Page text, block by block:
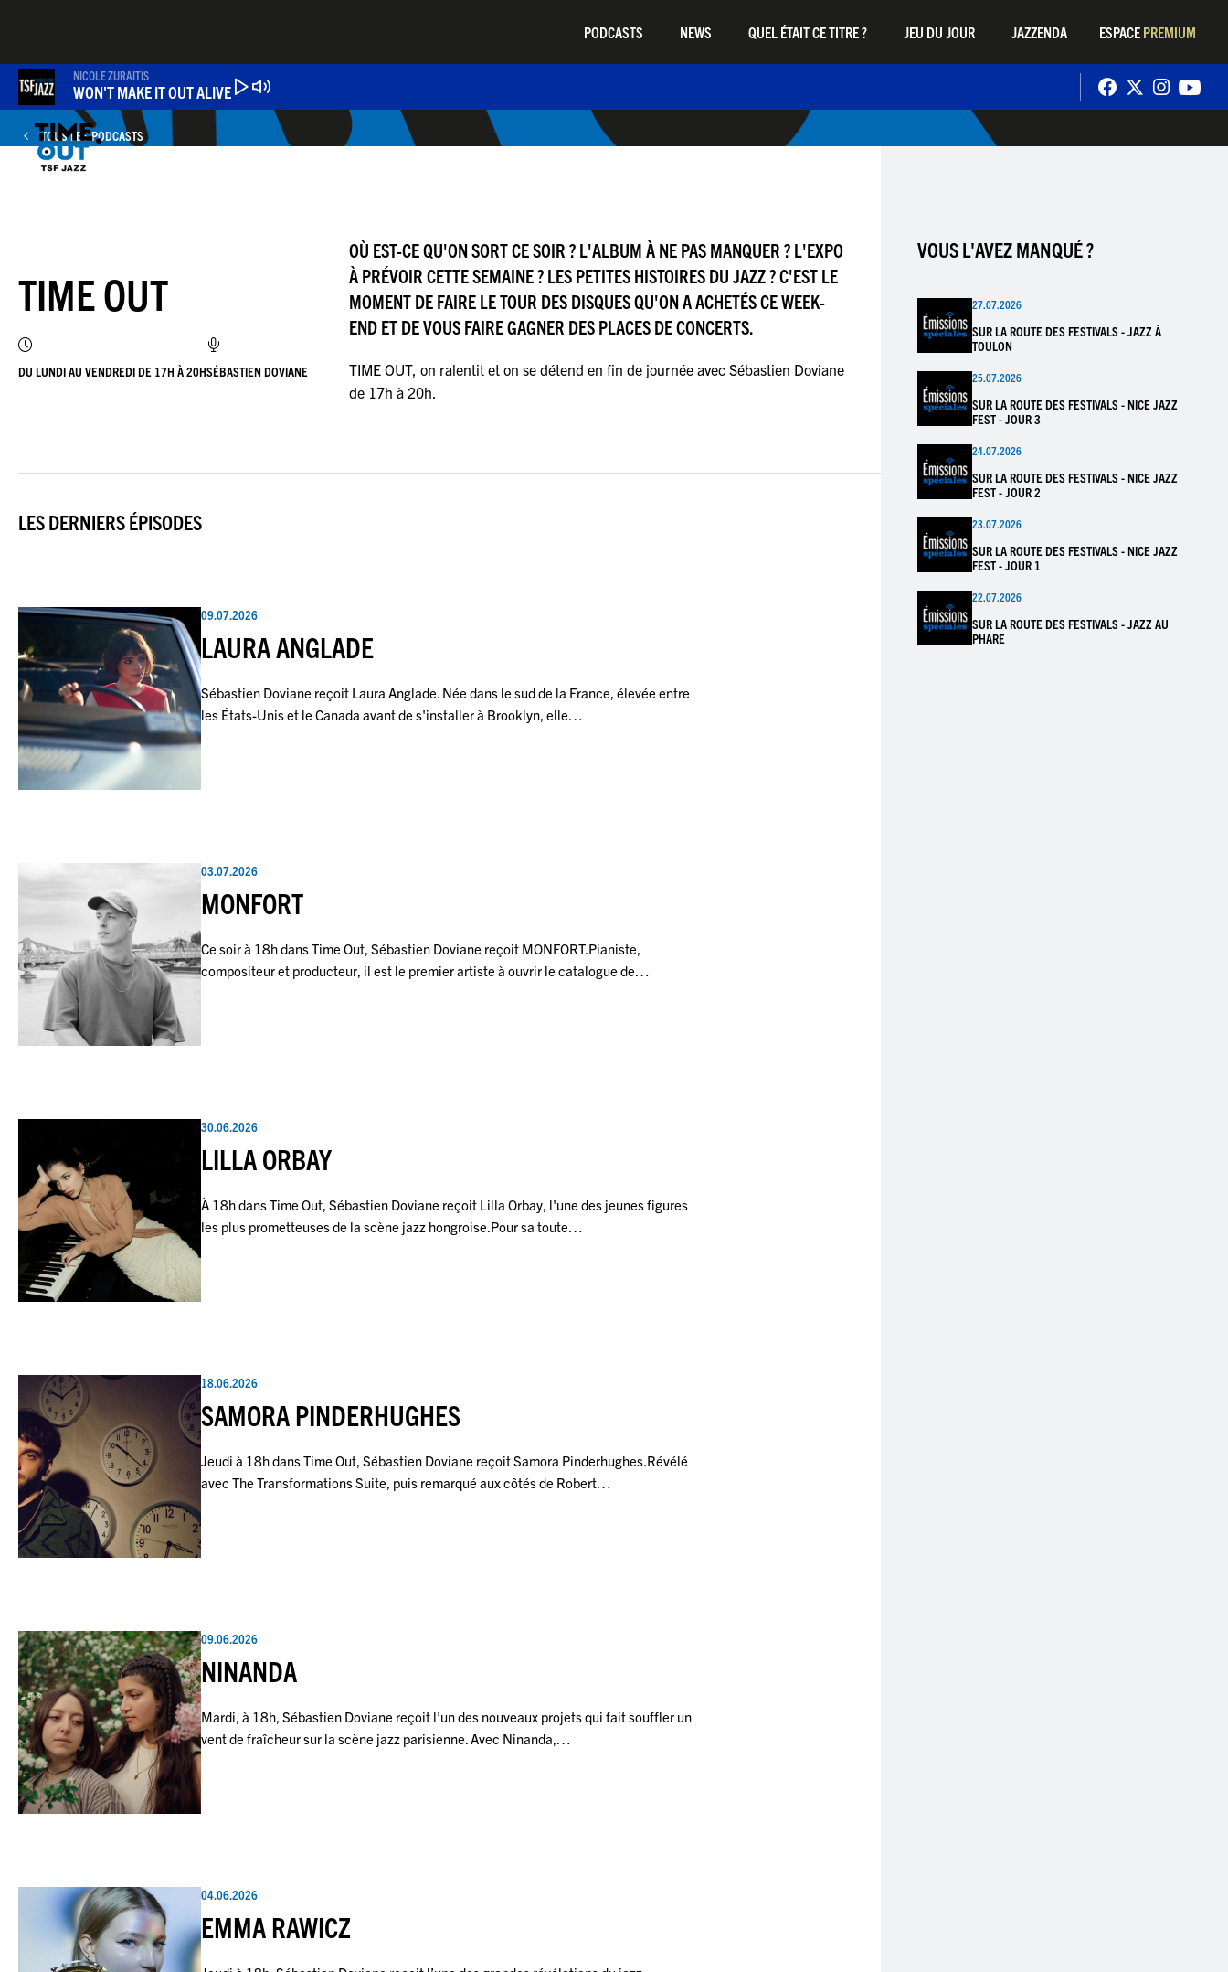
principal
PODCASTS NEWS QUEL ÉTAIT CE TITRE ? JEU DU JOUR JAZZENDA ESPACE PREMIUM
NICOLE ZURAITIS
WON'T MAKE IT OUT ALIVE
TOUS LES PODCASTS
TIME OUT
DU LUNDI AU VENDREDI DE 17H À 20HSÉBASTIEN DOVIANE
OÙ EST-CE QU'ON SORT CE SOIR ? L'ALBUM À NE PAS MANQUER ? L'EXPO
À PRÉVOIR CETTE SEMAINE ? LES PETITES HISTOIRES DU JAZZ ? C'EST LE
MOMENT DE FAIRE LE TOUR DES DISQUES QU'ON A ACHETÉS CE WEEK-
END ET DE VOUS FAIRE GAGNER DES PLACES DE CONCERTS.
TIME OUT, on ralentit et on se détend en fin de journée avec Sébastien Doviane
de 17h à 20h.
LES DERNIERS ÉPISODES
09.07.2026
LAURA ANGLADE
Sébastien Doviane reçoit Laura Anglade. Née dans le sud de la France, élevée entre
les États-Unis et le Canada avant de s'installer à Brooklyn, elle…
03.07.2026
MONFORT
Ce soir à 18h dans Time Out, Sébastien Doviane reçoit MONFORT.Pianiste,
compositeur et producteur, il est le premier artiste à ouvrir le catalogue de…
30.06.2026
LILLA ORBAY
À 18h dans Time Out, Sébastien Doviane reçoit Lilla Orbay, l'une des jeunes figures
les plus prometteuses de la scène jazz hongroise.Pour sa toute…
18.06.2026
SAMORA PINDERHUGHES
Jeudi à 18h dans Time Out, Sébastien Doviane reçoit Samora Pinderhughes.Révélé
avec The Transformations Suite, puis remarqué aux côtés de Robert…
09.06.2026
NINANDA
Mardi, à 18h, Sébastien Doviane reçoit l’un des nouveaux projets qui fait souffler un
vent de fraîcheur sur la scène jazz parisienne. Avec Ninanda,…
04.06.2026
EMMA RAWICZ
VOUS L'AVEZ MANQUÉ ?
27.07.2026
SUR LA ROUTE DES FESTIVALS - JAZZ À
TOULON
25.07.2026
SUR LA ROUTE DES FESTIVALS - NICE JAZZ
FEST - JOUR 3
24.07.2026
SUR LA ROUTE DES FESTIVALS - NICE JAZZ
FEST - JOUR 2
23.07.2026
SUR LA ROUTE DES FESTIVALS - NICE JAZZ
FEST - JOUR 1
22.07.2026
SUR LA ROUTE DES FESTIVALS - JAZZ AU
PHARE